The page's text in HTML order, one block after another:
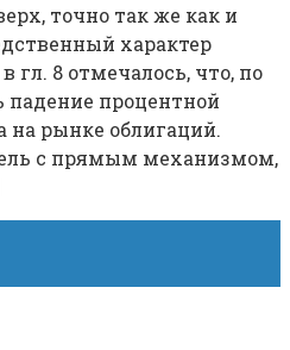
точно так же как и
характер
8 отмечалось, что, по
процентной
на рынке облигаций.
с прямым механизмом,